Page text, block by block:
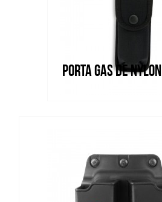
PORTA GAS DE NYLON